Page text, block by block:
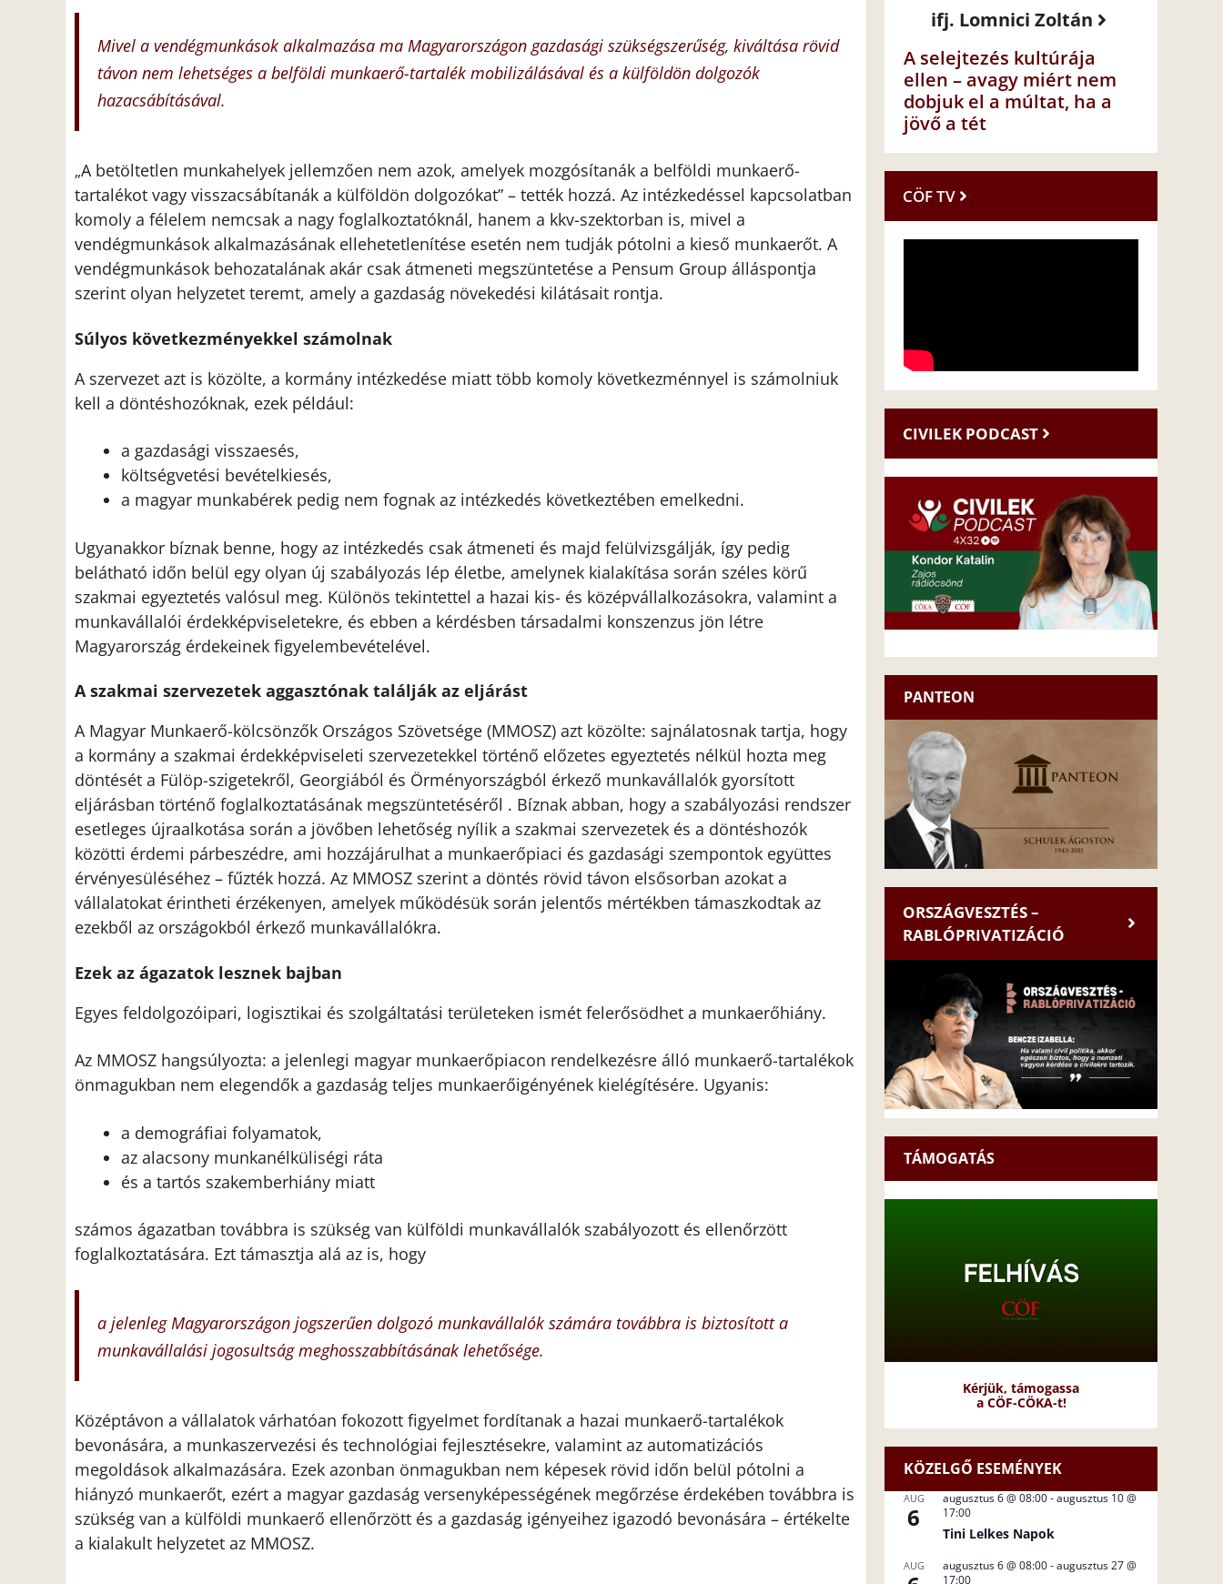
Mivel a vendégmunkások alkalmazása ma Magyarországon gazdasági szükségszerűség, kiváltása rövid
távon nem lehetséges a belföldi munkaerő-tartalék mobilizálásával és a külföldön dolgozók
hazacsábításával.
„A betöltetlen munkahelyek jellemzően nem azok, amelyek mozgósítanák a belföldi munkaerő-
tartalékot vagy visszacsábítanák a külföldön dolgozókat” – tették hozzá. Az intézkedéssel kapcsolatban
komoly a félelem nemcsak a nagy foglalkoztatóknál, hanem a kkv-szektorban is, mivel a
vendégmunkások alkalmazásának ellehetetlenítése esetén nem tudják pótolni a kieső munkaerőt. A
vendégmunkások behozatalának akár csak átmeneti megszüntetése a Pensum Group álláspontja
szerint olyan helyzetet teremt, amely a gazdaság növekedési kilátásait rontja.
Súlyos következményekkel számolnak
A szervezet azt is közölte, a kormány intézkedése miatt több komoly következménnyel is számolniuk
kell a döntéshozóknak, ezek például:
a gazdasági visszaesés,
költségvetési bevételkiesés,
a magyar munkabérek pedig nem fognak az intézkedés következtében emelkedni.
Ugyanakkor bíznak benne, hogy az intézkedés csak átmeneti és majd felülvizsgálják, így pedig
belátható időn belül egy olyan új szabályozás lép életbe, amelynek kialakítása során széles körű
szakmai egyeztetés valósul meg. Különös tekintettel a hazai kis- és középvállalkozásokra, valamint a
munkavállalói érdekképviseletekre, és ebben a kérdésben társadalmi konszenzus jön létre
Magyarország érdekeinek figyelembevételével.
A szakmai szervezetek aggasztónak találják az eljárást
A Magyar Munkaerő-kölcsönzők Országos Szövetsége (MMOSZ) azt közölte: sajnálatosnak tartja, hogy
a kormány a szakmai érdekképviseleti szervezetekkel történő előzetes egyeztetés nélkül hozta meg
döntését a Fülöp-szigetekről, Georgiából és Örményországból érkező munkavállalók gyorsított
eljárásban történő foglalkoztatásának megszüntetéséről . Bíznak abban, hogy a szabályozási rendszer
esetleges újraalkotása során a jövőben lehetőség nyílik a szakmai szervezetek és a döntéshozók
közötti érdemi párbeszédre, ami hozzájárulhat a munkaerőpiaci és gazdasági szempontok együttes
érvényesüléséhez – fűzték hozzá. Az MMOSZ szerint a döntés rövid távon elsősorban azokat a
vállalatokat érintheti érzékenyen, amelyek működésük során jelentős mértékben támaszkodtak az
ezekből az országokból érkező munkavállalókra.
Ezek az ágazatok lesznek bajban
Egyes feldolgozóipari, logisztikai és szolgáltatási területeken ismét felerősödhet a munkaerőhiány.
Az MMOSZ hangsúlyozta: a jelenlegi magyar munkaerőpiacon rendelkezésre álló munkaerő-tartalékok
önmagukban nem elegendők a gazdaság teljes munkaerőigényének kielégítésére. Ugyanis:
a demográfiai folyamatok,
az alacsony munkanélküliségi ráta
és a tartós szakemberhiány miatt
számos ágazatban továbbra is szükség van külföldi munkavállalók szabályozott és ellenőrzött
foglalkoztatására. Ezt támasztja alá az is, hogy
a jelenleg Magyarországon jogszerűen dolgozó munkavállalók számára továbbra is biztosított a
munkavállalási jogosultság meghosszabbításának lehetősége.
Középtávon a vállalatok várhatóan fokozott figyelmet fordítanak a hazai munkaerő-tartalékok
bevonására, a munkaszervezési és technológiai fejlesztésekre, valamint az automatizációs
megoldások alkalmazására. Ezek azonban önmagukban nem képesek rövid időn belül pótolni a
hiányzó munkaerőt, ezért a magyar gazdaság versenyképességének megőrzése érdekében továbbra is
szükség van a külföldi munkaerő ellenőrzött és a gazdaság igényeihez igazodó bevonására – értékelte
a kialakult helyzetet az MMOSZ.
ifj. Lomnici Zoltán
A selejtezés kultúrája
ellen – avagy miért nem
dobjuk el a múltat, ha a
jövő a tét
CÖF TV
CIVILEK PODCAST
PANTEON
ORSZÁGVESZTÉS –
RABLÓPRIVATIZÁCIÓ
TÁMOGATÁS
Kérjük, támogassa
a CÖF-CÖKA-t!
KÖZELGŐ ESEMÉNYEK
AUG
6
augusztus 6 @ 08:00-augusztus 10 @
17:00
Tini Lelkes Napok
AUG augusztus 6 @ 08:00-augusztus 27 @
17:00